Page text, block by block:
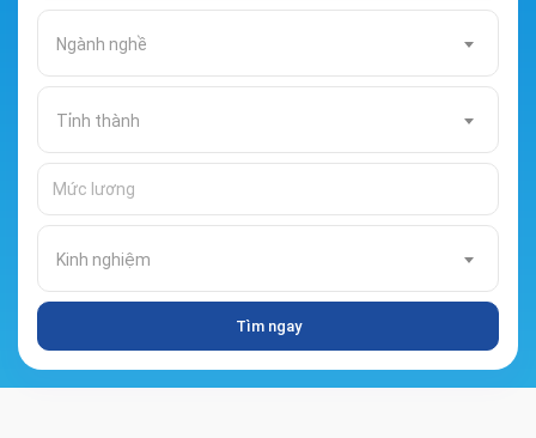
Ngành nghề
Tỉnh thành
Kinh nghiệm
Tìm ngay